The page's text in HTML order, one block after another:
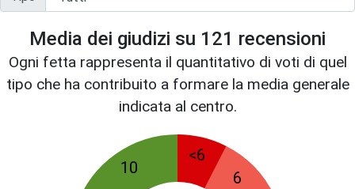
Media dei giudizi su 121 recensioni
Ogni fetta rappresenta il quantitativo di voti di quel
tipo che ha contribuito a formare la media generale
indicata al centro.
<6
6
10